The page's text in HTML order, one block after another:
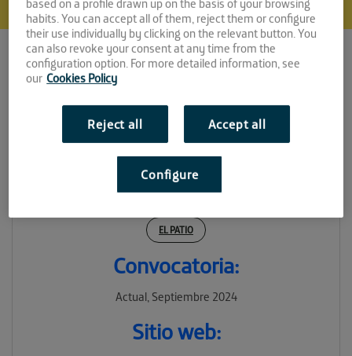
Padel AI
Espacio:
EL PATIO
Convocatoria:
Actual, Septiembre 2024
Sitio web:
based on a profile drawn up on the basis of your browsing
habits. You can accept all of them, reject them or configure
their use individually by clicking on the relevant button. You
can also revoke your consent at any time from the
configuration option. For more detailed information, see
our Cookies Policy
Reject all Accept all
Configure